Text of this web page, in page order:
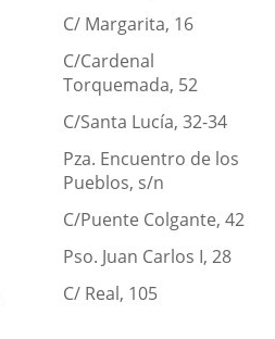
C/ Margarita, 16
C/Cardenal
Torquemada, 52
C/Santa Lucía, 32-34
Pza. Encuentro de los
Pueblos, s/n
C/Puente Colgante, 42
Pso. Juan Carlos I, 28
C/ Real, 105